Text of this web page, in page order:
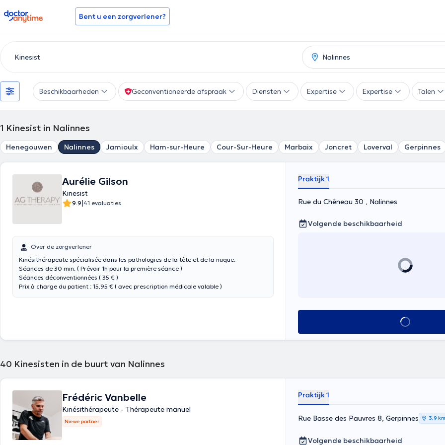
doctoranytime Bent u een zorgverlener?
Beschikbaarheden Geconventioneerde afspraak Diensten Expertise Expertise Talen
1 Kinesist in Nalinnes
Henegouwen Nalinnes Jamioulx Ham-sur-Heure Cour-Sur-Heure Marbaix Joncret Loverval Gerpinnes
Aurélie Gilson
Kinesist
9.9|41 evaluaties
Over de zorgverlener
Kinésithérapeute spécialisée dans les pathologies de la tête et de la nuque.
Séances de 30 min. ( Prévoir 1h pour la première séance )
Séances déconventionnées ( 35 € )
Prix à charge du patient : 15,95 € ( avec prescription médicale valable )
Praktijk 1
Rue du Chêneau 30 , Nalinnes
Volgende beschikbaarheid
Alles zien
40 Kinesisten in de buurt van Nalinnes
Frédéric Vanbelle
Kinésithérapeute - Thérapeute manuel
Niewe partner
Praktijk 1
Rue Basse des Pauvres 8, Gerpinnes 3,9 km
Volgende beschikbaarheid